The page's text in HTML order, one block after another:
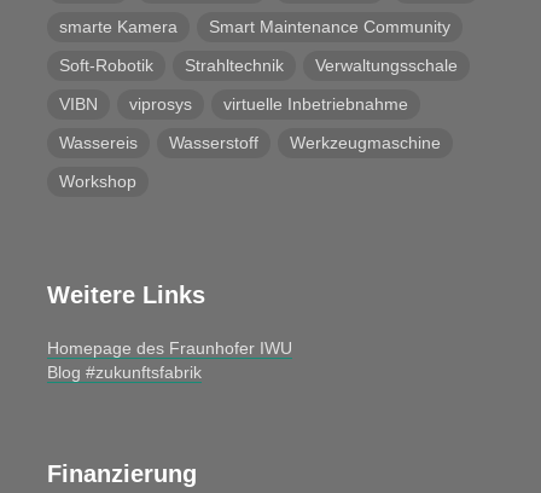
smarte Kamera
Smart Maintenance Community
Soft-Robotik
Strahltechnik
Verwaltungsschale
VIBN
viprosys
virtuelle Inbetriebnahme
Wassereis
Wasserstoff
Werkzeugmaschine
Workshop
Weitere Links
Homepage des Fraunhofer IWU
Blog #zukunftsfabrik
Finanzierung